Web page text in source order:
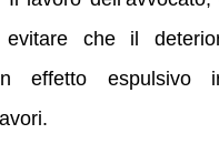
evitare che il
effetto espulsivo